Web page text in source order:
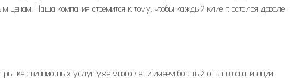
ценам. Наша компания стремится к тому, чтобы каждый клиент остался доволен
авиационных услуг уже много лет и имеем богатый опыт в организации